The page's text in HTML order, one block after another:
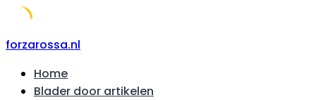
Skip
content
forzarossa.nl
Home
Blader door artikelen